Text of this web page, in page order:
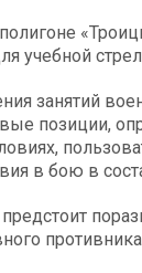
полигоне
учебной
занятий
позиции,
в бою в